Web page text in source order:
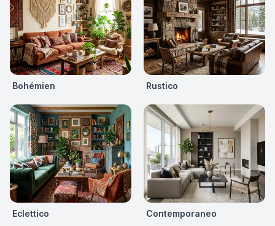
Bohémien Rustico
Eclettico Contemporaneo